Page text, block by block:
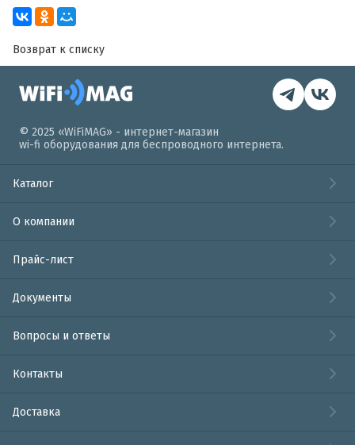
Возврат к списку
© 2025 «WiFiMAG» - интернет-магазин
wi-fi оборудования для беспроводного интернета.
Каталог
О компании
Прайс-лист
Документы
Вопросы и ответы
Контакты
Доставка